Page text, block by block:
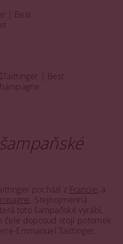
pochází z Francie, a
. Stejnojmenná
toto šampaňské vyrábí,
čele doposud stojí potomek
Emmanuel Taittinger.